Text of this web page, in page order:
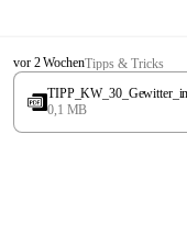
L
a
e
vor 2 WochenTipps & Tricks
0,1 MB